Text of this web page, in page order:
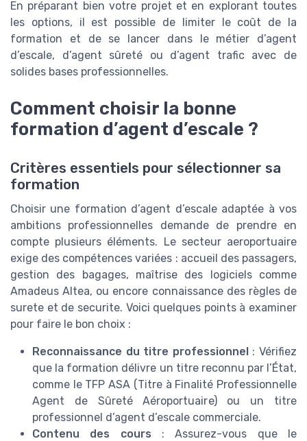
En préparant bien votre projet et en explorant toutes
les options, il est possible de limiter le coût de la
formation et de se lancer dans le métier d’agent
d’escale, d’agent sûreté ou d’agent trafic avec de
solides bases professionnelles.
Comment choisir la bonne
formation d’agent d’escale ?
Critères essentiels pour sélectionner sa
formation
Choisir une formation d’agent d’escale adaptée à vos
ambitions professionnelles demande de prendre en
compte plusieurs éléments. Le secteur aeroportuaire
exige des compétences variées : accueil des passagers,
gestion des bagages, maîtrise des logiciels comme
Amadeus Altea, ou encore connaissance des règles de
surete et de securite. Voici quelques points à examiner
pour faire le bon choix :
Reconnaissance du titre professionnel: Vérifiez
que la formation délivre un titre reconnu par l’État,
comme le TFP ASA (Titre à Finalité Professionnelle
Agent de Sûreté Aéroportuaire) ou un titre
professionnel d’agent d’escale commerciale.
Contenu des cours : Assurez-vous que le